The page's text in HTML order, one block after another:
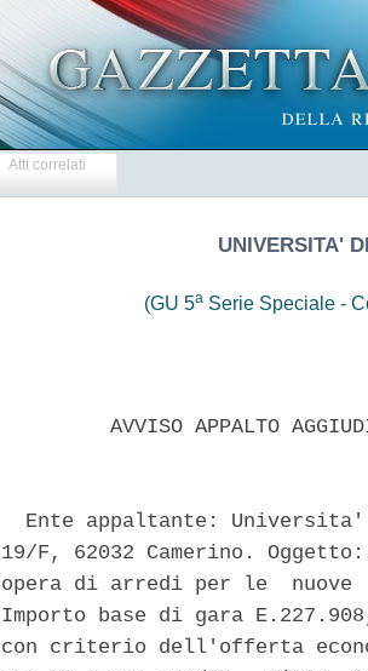
Atti correlati
UNIVERSITA'
(GU 5a Serie Speciale -
AVVISO APPALTO
Ente appaltante:
19/F, 62032 Camerino.
opera di arredi per le  nuove
Importo base di gara
con criterio dell'offerta